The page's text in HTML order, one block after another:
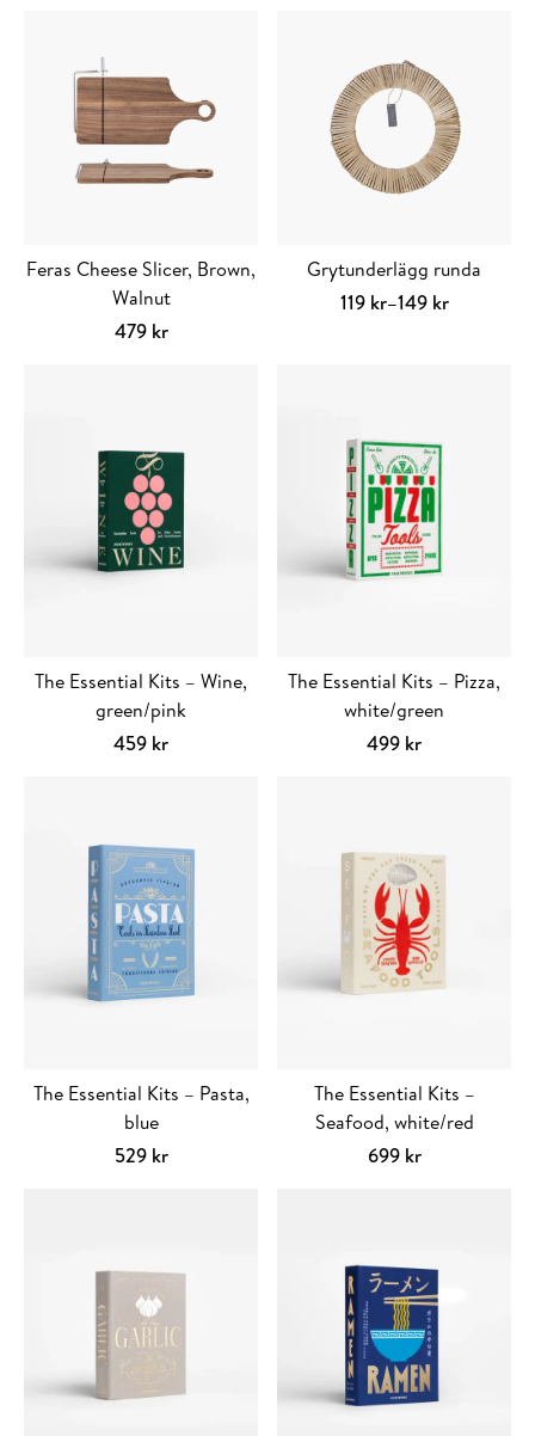
Feras Cheese Slicer, Brown,
Walnut
479 kr
Grytunderlägg runda
119 kr–149 kr
Prisintervall:
flera
varianter.
De
olika
alternativen
produktsidan
The Essential Kits – Wine,
green/pink
459 kr
The Essential Kits – Pizza,
white/green
499 kr
The Essential Kits – Pasta,
blue
529 kr
The Essential Kits –
Seafood, white/red
699 kr